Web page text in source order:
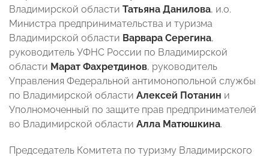
Владимирской области Татьяна Данилова, и.о.
Министра предпринимательства и туризма
Владимирской области Варвара Серегина,
руководитель УФНС России по Владимирской
области Марат Фахретдинов, руководитель
Управления Федеральной антимонопольной службы
по Владимирской области Алексей Потанин и
Уполномоченный по защите прав предпринимателей
во Владимирской области Алла Матюшкина.
Председатель Комитета по туризму Владимирского